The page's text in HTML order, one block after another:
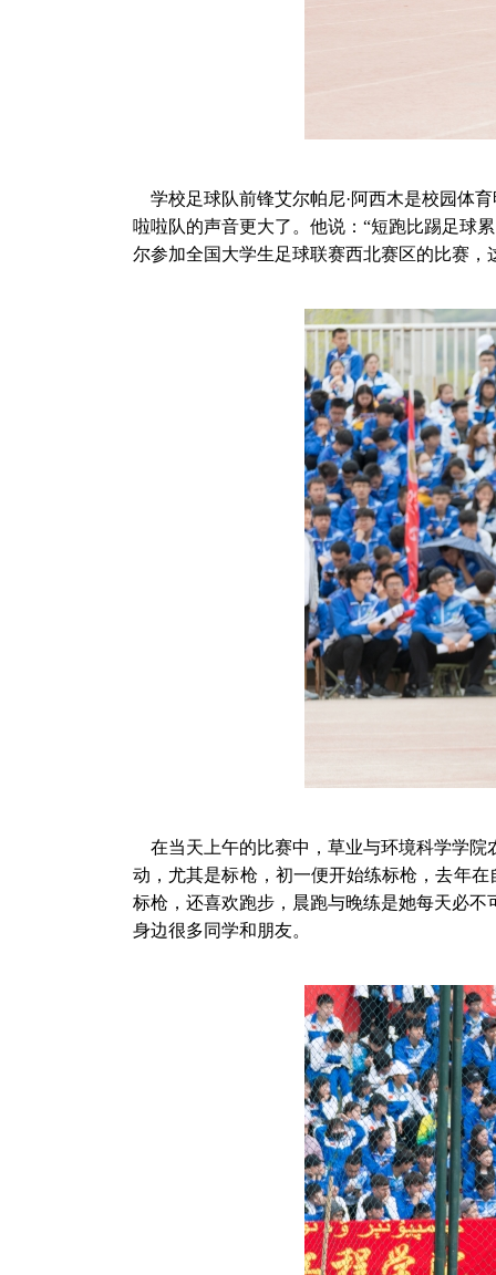
学校足球队前锋艾尔帕尼·阿西木是校园体
啦啦队的声音更大了。他说：“短跑比踢足球
尔参加全国大学生足球联赛西北赛区的比赛
在当天上午的比赛中，草业与环境科学学
动，尤其是标枪，初一便开始练标枪，去年
标枪，还喜欢跑步，晨跑与晚练是她每天必
身边很多同学和朋友。